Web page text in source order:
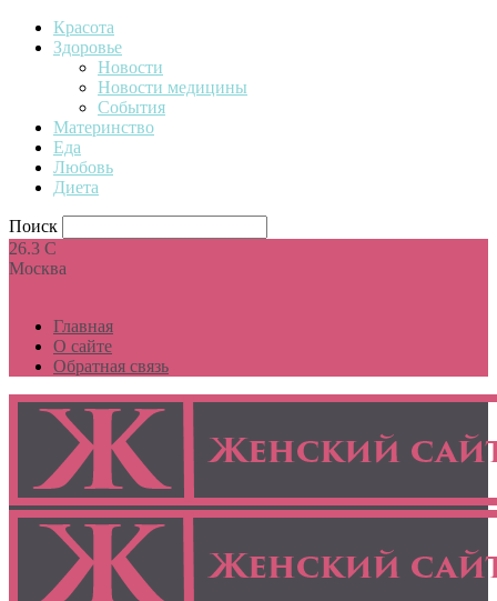
Красота
Здоровье
Новости
Новости медицины
События
Материнство
Еда
Любовь
Диета
Поиск
26.3 C
Москва
Главная
О сайте
Обратная связь